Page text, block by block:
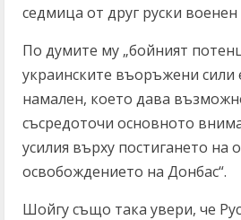
седмица от друг руски военен
По думите му „бойният
украинските въоръжени сили
намален, което дава
съсредоточи основното
усилия върху постигането на
освобождението на Донбас“.
Шойгу също така увери, че